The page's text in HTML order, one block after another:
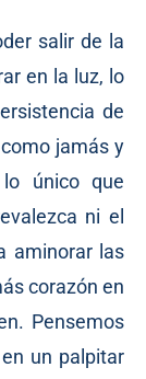
salir de la
en la luz, lo
de
jamás y
único que
ni el
aminorar las
corazón en
Pensemos
un palpitar